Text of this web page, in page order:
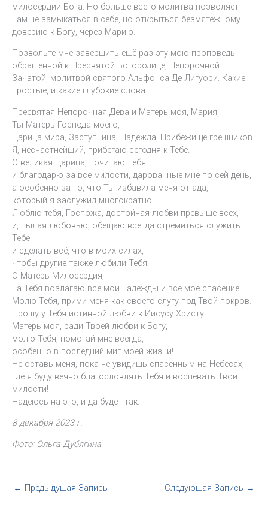
милосердии Бога. Но больше всего молитва позволяет
нам не замыкаться в себе, но открыться безмятежному
доверию к Богу, через Марию.
Позвольте мне завершить ещё раз эту мою проповедь
обращённой к Пресвятой Богородице, Непорочной
Зачатой, молитвой святого Альфонса Де Лигуори. Какие
простые, и какие глубокие слова:
Пресвятая Непорочная Дева и Матерь моя, Мария,
Ты Матерь Господа моего,
Царица мира, Заступница, Надежда, Прибежище грешников.
Я, несчастнейший, прибегаю сегодня к Тебе.
О великая Царица, почитаю Тебя
и благодарю за все милости, дарованные мне по сей день,
а особенно за то, что Ты избавила меня от ада,
который я заслужил многократно.
Люблю тебя, Госпожа, достойная любви превыше всех,
и, пылая любовью, обещаю всегда стремиться служить
Тебе
и сделать всё, что в моих силах,
чтобы другие также любили Тебя.
О Матерь Милосердия,
на Тебя возлагаю все мои надежды и всё моё спасение.
Молю Тебя, прими меня как своего слугу под Твой покров.
Прошу у Тебя истинной любви к Иисусу Христу.
Матерь моя, ради Твоей любви к Богу,
молю Тебя, помогай мне всегда,
особенно в последний миг моей жизни!
Не оставь меня, пока не увидишь спасённым на Небесах,
где я буду вечно благословлять Тебя и воспевать Твои
милости!
Надеюсь на это, и да будет так.
8 декабря 2023 г.
Фото: Ольга Дубягина
← Предыдущая Запись Следующая Запись →